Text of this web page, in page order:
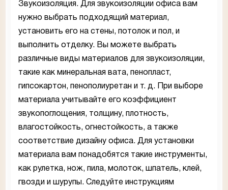
Звукоизоляция. Для звукоизоляции офиса вам
нужно выбрать подходящий материал,
установить его на стены, потолок и пол, и
выполнить отделку. Вы можете выбрать
различные виды материалов для звукоизоляции,
такие как минеральная вата, пенопласт,
гипсокартон, пенополиуретан и т. д. При выборе
материала учитывайте его коэффициент
звукопоглощения, толщину, плотность,
влагостойкость, огнестойкость, а также
соответствие дизайну офиса. Для установки
материала вам понадобятся такие инструменты,
как рулетка, нож, пила, молоток, шпатель, клей,
гвозди и шурупы. Следуйте инструкциям